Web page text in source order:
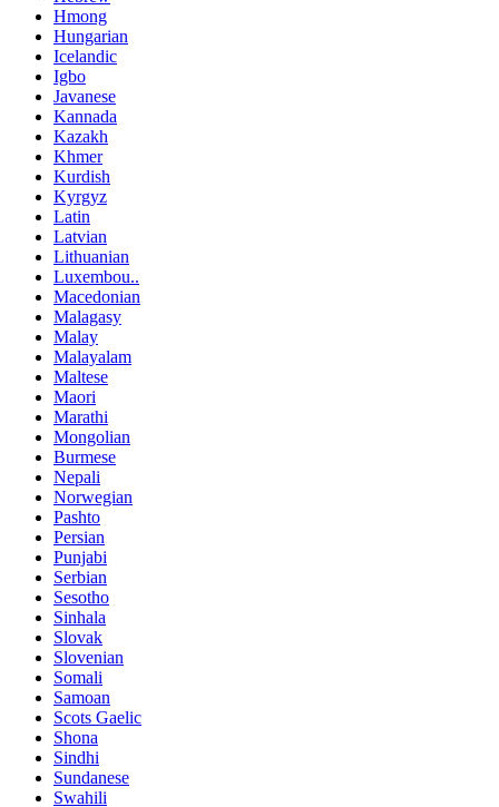
Hmong
Hungarian
Icelandic
Igbo
Javanese
Kannada
Kazakh
Khmer
Kurdish
Kyrgyz
Latin
Latvian
Lithuanian
Luxembou..
Macedonian
Malagasy
Malay
Malayalam
Maltese
Maori
Marathi
Mongolian
Burmese
Nepali
Norwegian
Pashto
Persian
Punjabi
Serbian
Sesotho
Sinhala
Slovak
Slovenian
Somali
Samoan
Scots Gaelic
Shona
Sindhi
Sundanese
Swahili